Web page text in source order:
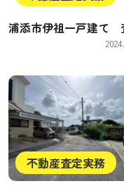
浦添市伊祖一戸建て
不動産査定実務